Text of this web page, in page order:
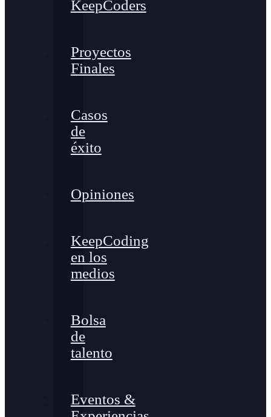
KeepCoders
Proyectos
Finales
Casos
de
éxito
Opiniones
KeepCoding
en los
medios
Bolsa
de
talento
Eventos &